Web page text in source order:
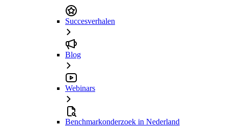
Succesverhalen
Blog
Webinars
Benchmarkonderzoek in Nederland